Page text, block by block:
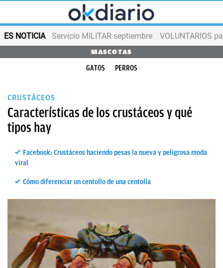
ES NOTICIA Servicio MILITAR septiembre VOLUNTARIOS
MASCOTAS
GATOS PERROS
CRUSTÁCEOS
Características de los crustáceos y qué
tipos hay
Facebook: Crustáceos haciendo pesas la nueva y peligrosa moda
viral
Cómo diferenciar un centollo de una centolla